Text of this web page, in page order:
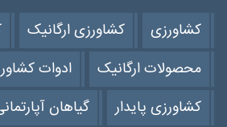
کشاورزی کشاورزی ارگانیک
محصولات ارگانیک
ادوات
کشاورزی پایدار
گیاهان